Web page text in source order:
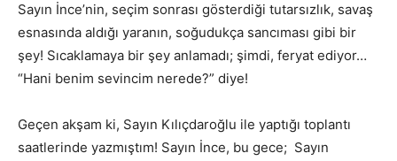
Sayın İnce’nin, seçim sonrası gösterdiği tutarsızlık, savaş
esnasında aldığı yaranın, soğudukça sancıması gibi bir
şey! Sıcaklamaya bir şey anlamadı; şimdi, feryat ediyor…
“Hani benim sevincim nerede?” diye!
Geçen akşam ki, Sayın Kılıçdaroğlu ile yaptığı toplantı
saatlerinde yazmıştım! Sayın İnce, bu gece; Sayın